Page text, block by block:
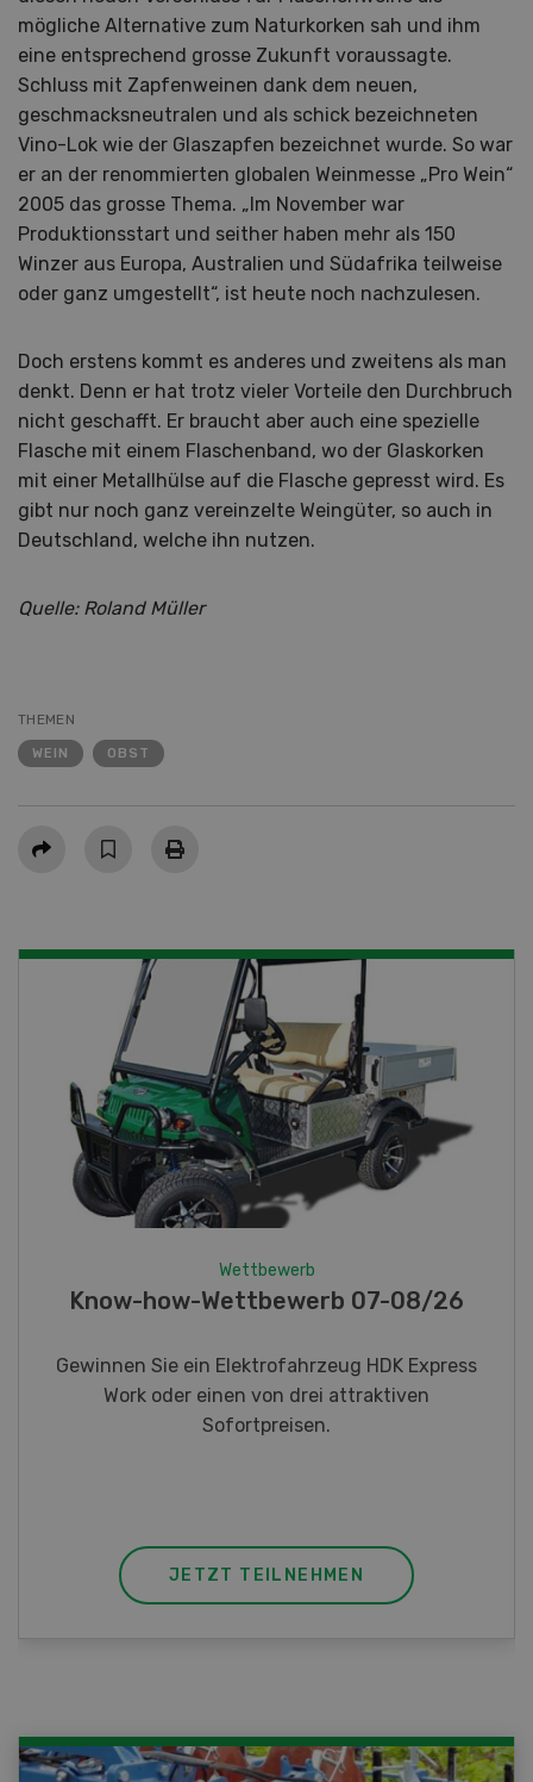
mögliche Alternative zum Naturkorken sah und ihm
eine entsprechend grosse Zukunft voraussagte.
Schluss mit Zapfenweinen dank dem neuen,
geschmacksneutralen und als schick bezeichneten
Vino-Lok wie der Glaszapfen bezeichnet wurde. So war
er an der renommierten globalen Weinmesse „Pro Wein“
2005 das grosse Thema. „Im November war
Produktionsstart und seither haben mehr als 150
Winzer aus Europa, Australien und Südafrika teilweise
oder ganz umgestellt“, ist heute noch nachzulesen.
Doch erstens kommt es anderes und zweitens als man
denkt. Denn er hat trotz vieler Vorteile den Durchbruch
nicht geschafft. Er braucht aber auch eine spezielle
Flasche mit einem Flaschenband, wo der Glaskorken
mit einer Metallhülse auf die Flasche gepresst wird. Es
gibt nur noch ganz vereinzelte Weingüter, so auch in
Deutschland, welche ihn nutzen.
Quelle: Roland Müller
THEMEN
WEIN OBST
Teilen
Fotorätsel 07-08/26
Gewinnen Sie eines von fünf LANDI
Taschenmessern
JETZT TEILNEHMEN